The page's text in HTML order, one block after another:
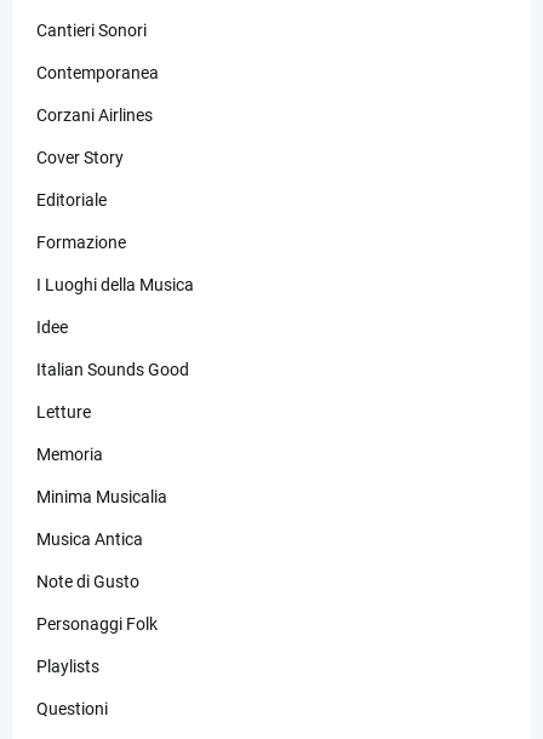
Cantieri Sonori
Contemporanea
Corzani Airlines
Cover Story
Editoriale
Formazione
I Luoghi della Musica
Idee
Italian Sounds Good
Letture
Memoria
Minima Musicalia
Musica Antica
Note di Gusto
Personaggi Folk
Playlists
Questioni